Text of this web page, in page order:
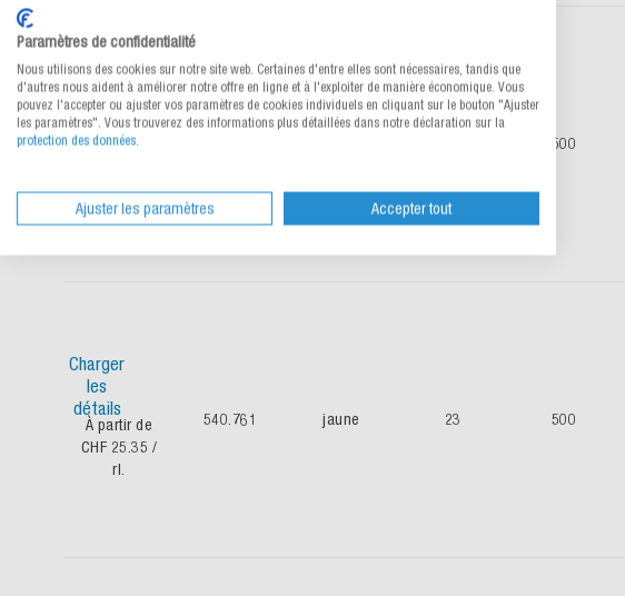
Charger
les
détails
À partir de
rl.
500
Charger
les
détails
À partir de
CHF 25.35 /
rl.
540.761 jaune 23 500
Paramètres de confidentialité
Nous utilisons des cookies sur notre site web. Certaines d'entre elles sont nécessaires, tandis que
d'autres nous aident à améliorer notre offre en ligne et à l'exploiter de manière économique. Vous
pouvez l'accepter ou ajuster vos paramètres de cookies individuels en cliquant sur le bouton "Ajuster
les paramètres". Vous trouverez des informations plus détaillées dans notre déclaration sur la
protection des données.
Ajuster les paramètres Accepter tout